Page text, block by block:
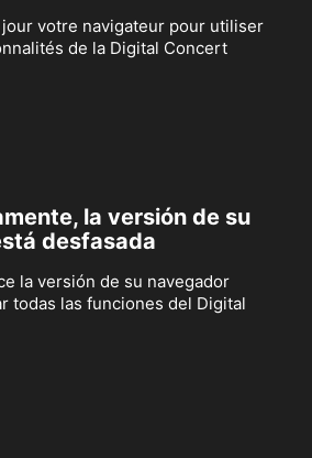
votre navigateur pour utiliser
de la Digital Concert
la versión de su
desfasada
la versión de su navegador
todas las funciones del Digital